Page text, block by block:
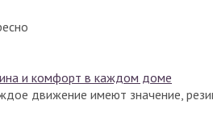
и комфорт в каждом доме
движение имеют значение,